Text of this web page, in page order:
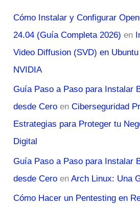
Cómo Instalar y Configurar
24.04 (Guía Completa 2026) en
Video Diffusion (SVD) en
NVIDIA
Guía Paso a Paso para Instalar
desde Cero enCiberseguridad
Estrategias para Proteger tu
Digital
Guía Paso a Paso para Instalar
desde Cero enArch Linux: Una
Cómo Hacer un Pentesting en